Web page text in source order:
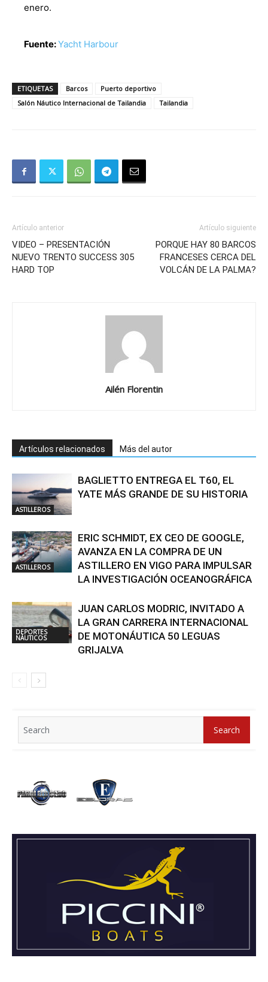
enero.
Fuente:Yacht Harbour
ETIQUETAS Barcos
Puerto deportivo
Salón Náutico Internacional de Tailandia
Tailandia
Artículo anterior
VIDEO – PRESENTACIÓN
NUEVO TRENTO SUCCESS 305
HARD TOP
Artículo siguiente
PORQUE HAY 80 BARCOS
FRANCESES CERCA DEL
VOLCÁN DE LA PALMA?
Ailén Florentin
Artículos relacionados Más del autor
ASTILLEROS
BAGLIETTO ENTREGA EL T60, EL
YATE MÁS GRANDE DE SU HISTORIA
ASTILLEROS
ERIC SCHMIDT, EX CEO DE GOOGLE,
AVANZA EN LA COMPRA DE UN
ASTILLERO EN VIGO PARA IMPULSAR
LA INVESTIGACIÓN OCEANOGRÁFICA
DEPORTES
NÁUTICOS
JUAN CARLOS MODRIC, INVITADO A
LA GRAN CARRERA INTERNACIONAL
DE MOTONÁUTICA 50 LEGUAS
GRIJALVA
for:
Search